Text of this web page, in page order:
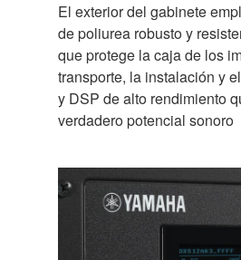
El exterior del gabinete
de poliurea robusto y
que protege la caja de los
transporte, la instalación y
y DSP de alto rendimiento
verdadero potencial sonoro